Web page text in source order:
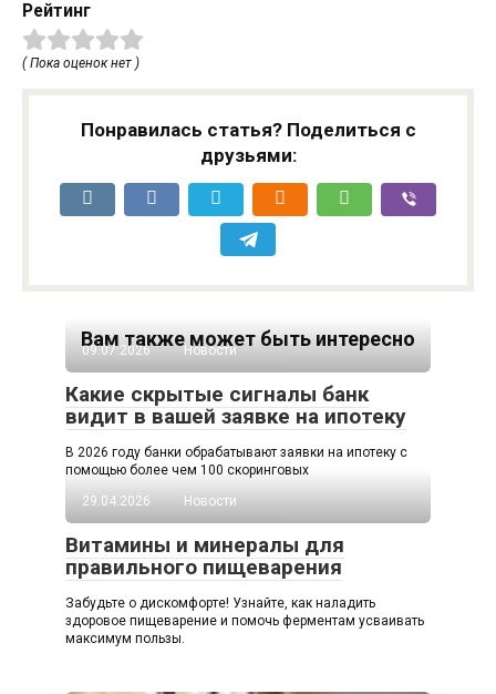
Рейтинг
( Пока оценок нет )
Понравилась статья? Поделиться с
друзьями:
Вам также может быть интересно
09.07.2026 Новости
Какие скрытые сигналы банк
видит в вашей заявке на ипотеку
В 2026 году банки обрабатывают заявки на ипотеку с
помощью более чем 100 скоринговых
29.04.2026
Новости
Витамины и минералы для
правильного пищеварения
Забудьте о дискомфорте! Узнайте, как наладить
здоровое пищеварение и помочь ферментам усваивать
максимум пользы.